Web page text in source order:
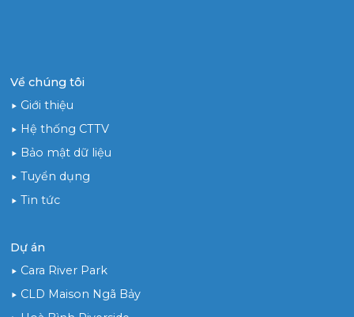
Về chúng tôi
Giới thiệu
Hệ thống CTTV
Bảo mật dữ liệu
Tuyển dụng
Tin tức
Dự án
Cara River Park
CLD Maison Ngã Bảy